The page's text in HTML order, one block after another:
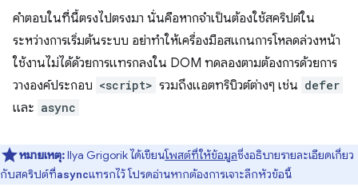
คำตอบในที่นี้ตรงไปตรงมา นั่นคือหากจำเป็นต้องใช้สคริปต์ใน
ระหว่างการเริ่มต้นระบบ อย่าทำให้เครื่องมือสแกนการโหลดล่วงหน้า
ใช้งานไม่ได้ด้วยการแทรกลงใน DOM ทดลองตามต้องการด้วยการ
วางองค์ประกอบ <script> รวมถึงแอตทริบิวต์ต่างๆ เช่น defer
และ async
หมายเหตุ:Ilya Grigorik ได้เขียนโพสต์ที่ให้ข้อมูลซึ่งอธิบายรายละเอียดเกี่ยว
กับสคริปต์ที่asyncแทรกไว้ โปรดอ่านหากต้องการเจาะลึกหัวข้อนี้